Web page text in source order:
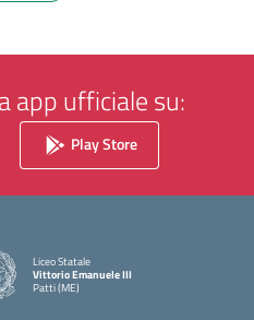
app ufficiale su:
Play Store
Liceo Statale
Vittorio Emanuele III
Patti (ME)